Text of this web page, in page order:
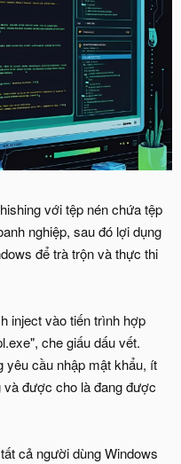
với tệp nén chứa tệp
nghiệp, sau đó lợi dụng
để trà trộn và thực thi
inject vào tiến trình hợp
che giấu dấu vết.
yêu cầu nhập mật khẩu, ít
được cho là đang được
cả người dùng Windows